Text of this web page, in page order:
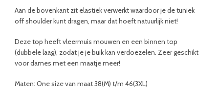
Aan de bovenkant zit elastiek verwerkt waardoor je de tuniek
off shoulder kunt dragen, maar dat hoeft natuurlijk niet!
Deze top heeft vleermuis mouwen en een binnen top
(dubbele laag), zodat je je buik kan verdoezelen. Zeer geschikt
voor dames met een maatje meer!
Maten: One size van maat 38(M) t/m 46(3XL)